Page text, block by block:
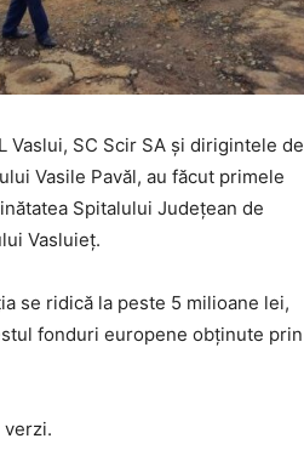
SC Scir SA și dirigintele de
Vasile Pavăl, au făcut primele
Spitalului Județean de
Vasluieț.
se ridică la peste 5 milioane lei,
fonduri europene obținute prin
verzi.